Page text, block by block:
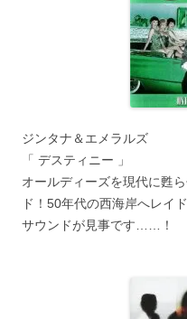
ジンタナ＆エメラルズ
「 デスティニー 」
オールディーズを現代に甦
ド！50年代の西海岸へレイ
サウンドが見事です……！